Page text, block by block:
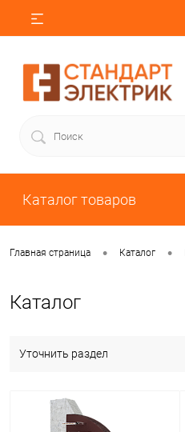
Каталог товаров
Главная страница • Каталог •
Каталог
Уточнить раздел